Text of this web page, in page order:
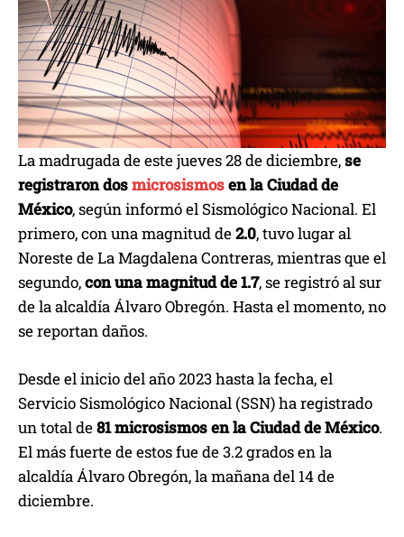
La madrugada de este jueves 28 de diciembre,se
registraron dosmicrosismosen la Ciudad de
México, según informó el Sismológico Nacional. El
primero, con una magnitud de2.0, tuvo lugar al
Noreste de La Magdalena Contreras, mientras que el
segundo,con una magnitud de 1.7, se registró al sur
de la alcaldía Álvaro Obregón. Hasta el momento, no
se reportan daños.
Desde el inicio del año 2023 hasta la fecha, el
Servicio Sismológico Nacional (SSN) ha registrado
un total de81 microsismos en la Ciudad de México.
El más fuerte de estos fue de 3.2 grados en la
alcaldía Álvaro Obregón, la mañana del 14 de
diciembre.